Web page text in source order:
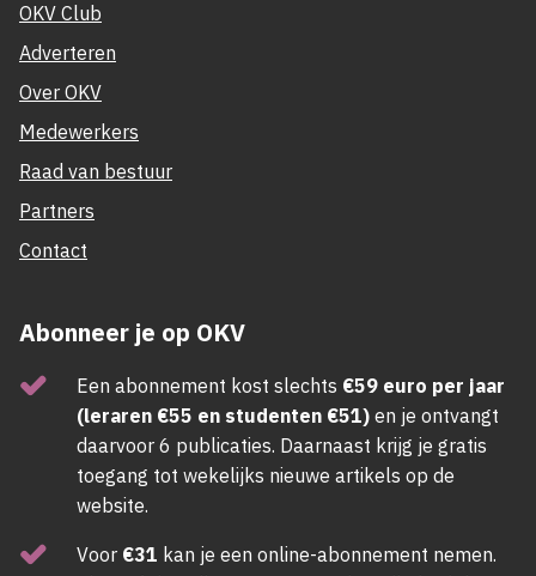
OKV Club
Adverteren
Over OKV
Medewerkers
Raad van bestuur
Partners
Contact
Abonneer je op OKV
Een abonnement kost slechts €59 euro per jaar
(leraren €55 en studenten €51) en je ontvangt
daarvoor 6 publicaties. Daarnaast krijg je gratis
toegang tot wekelijks nieuwe artikels op de
website.
Voor €31 kan je een online-abonnement nemen.